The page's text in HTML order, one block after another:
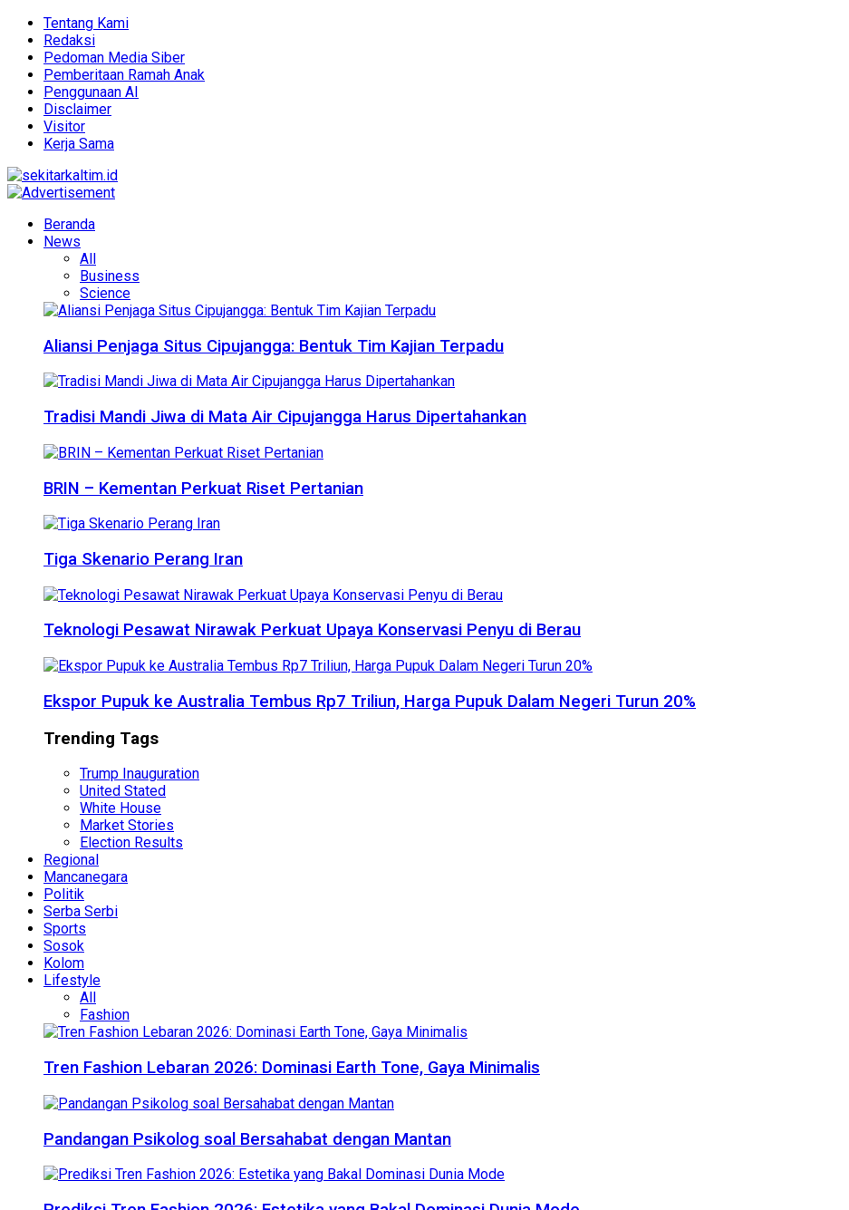
Tentang Kami
Redaksi
Pedoman Media Siber
Pemberitaan Ramah Anak
Penggunaan AI
Disclaimer
Visitor
Kerja Sama
Beranda
News
All
Business
Science
Aliansi Penjaga Situs Cipujangga: Bentuk Tim Kajian Terpadu
Tradisi Mandi Jiwa di Mata Air Cipujangga Harus Dipertahankan
BRIN – Kementan Perkuat Riset Pertanian
Tiga Skenario Perang Iran
Teknologi Pesawat Nirawak Perkuat Upaya Konservasi Penyu di Berau
Ekspor Pupuk ke Australia Tembus Rp7 Triliun, Harga Pupuk Dalam Negeri Turun 20%
Trending Tags
Trump Inauguration
United Stated
White House
Market Stories
Election Results
Regional
Mancanegara
Politik
Serba Serbi
Sports
Sosok
Kolom
Lifestyle
All
Fashion
Tren Fashion Lebaran 2026: Dominasi Earth Tone, Gaya Minimalis
Pandangan Psikolog soal Bersahabat dengan Mantan